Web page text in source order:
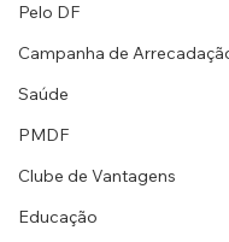
Pelo DF
Campanha de
Saúde
PMDF
Clube de Vantagens
Educação